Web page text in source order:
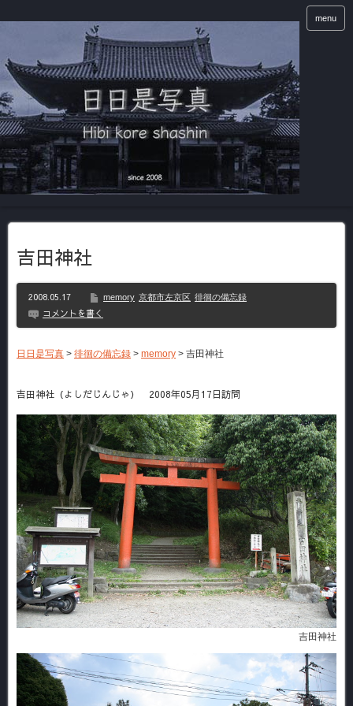
menu
吉田神社
2008.05.17 memory 京都市左京区 徘徊の備忘録
コメントを書く
日日是写真 > 徘徊の備忘録 > memory > 吉田神社
吉田神社（よしだじんじゃ） 2008年05月17日訪問
吉田神社